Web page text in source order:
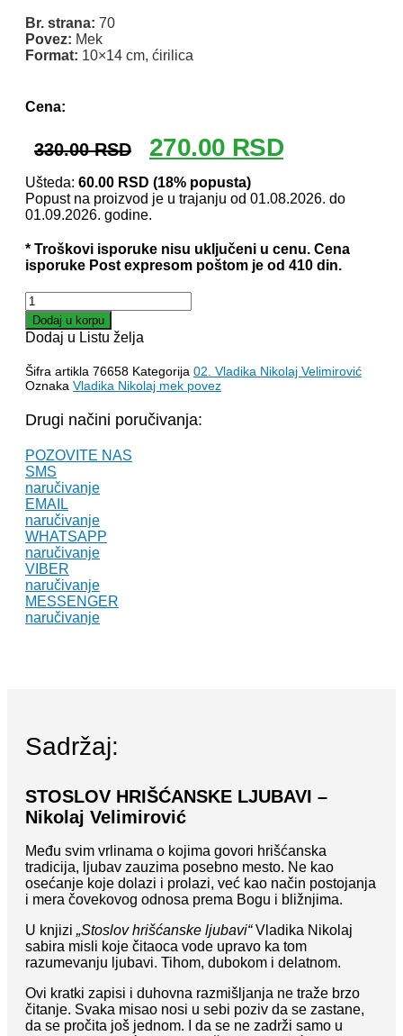
Br. strana: 70
Povez: Mek
Format: 10×14 cm, ćirilica
Cena:
330.00RSD
Originalna
cena
je
bila:
330.00 RSD.
270.00 RSDTrenutna
cena
270.00 RSD.
Ušteda: 60.00 RSD (18% popusta)
Popust na proizvod je u trajanju od 01.08.2026. do
01.09.2026. godine.
* Troškovi isporuke nisu uključeni u cenu. Cena
isporuke Post expresom poštom je od 410 din.
STOSLOV
HRIŠĆANSKE
LJUBAVI
–
Nikolaj
Velimirović
količina
Dodaj u korpu
Dodaj u Listu želja
Šifra artikla 76658 Kategorija 02. Vladika Nikolaj Velimirović
Oznaka Vladika Nikolaj mek povez
Drugi načini poručivanja:
POZOVITE NAS
SMS
naručivanje
EMAIL
naručivanje
WHATSAPP
naručivanje
VIBER
naručivanje
MESSENGER
naručivanje
Sadržaj:
STOSLOV HRIŠĆANSKE LJUBAVI –
Nikolaj Velimirović
Među svim vrlinama o kojima govori hrišćanska
tradicija, ljubav zauzima posebno mesto. Ne kao
osećanje koje dolazi i prolazi, već kao način postojanja
i mera čovekovog odnosa prema Bogu i bližnjima.
U knjizi „Stoslov hrišćanske ljubavi“Vladika Nikolaj
sabira misli koje čitaoca vode upravo ka tom
razumevanju ljubavi. Tihom, dubokom i delatnom.
Ovi kratki zapisi i duhovna razmišljanja ne traže brzo
čitanje. Svaka misao nosi u sebi poziv da se zastane,
da se pročita još jednom. I da se ne zadrži samo u